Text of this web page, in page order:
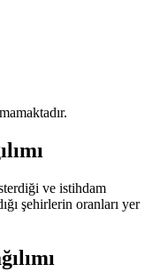
ve istihdam
şehirlerin oranları yer